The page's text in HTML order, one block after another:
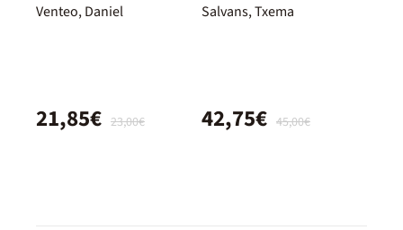
Venteo, Daniel
23,00€
21,85€
Salvans, Txema
45,00€
42,75€